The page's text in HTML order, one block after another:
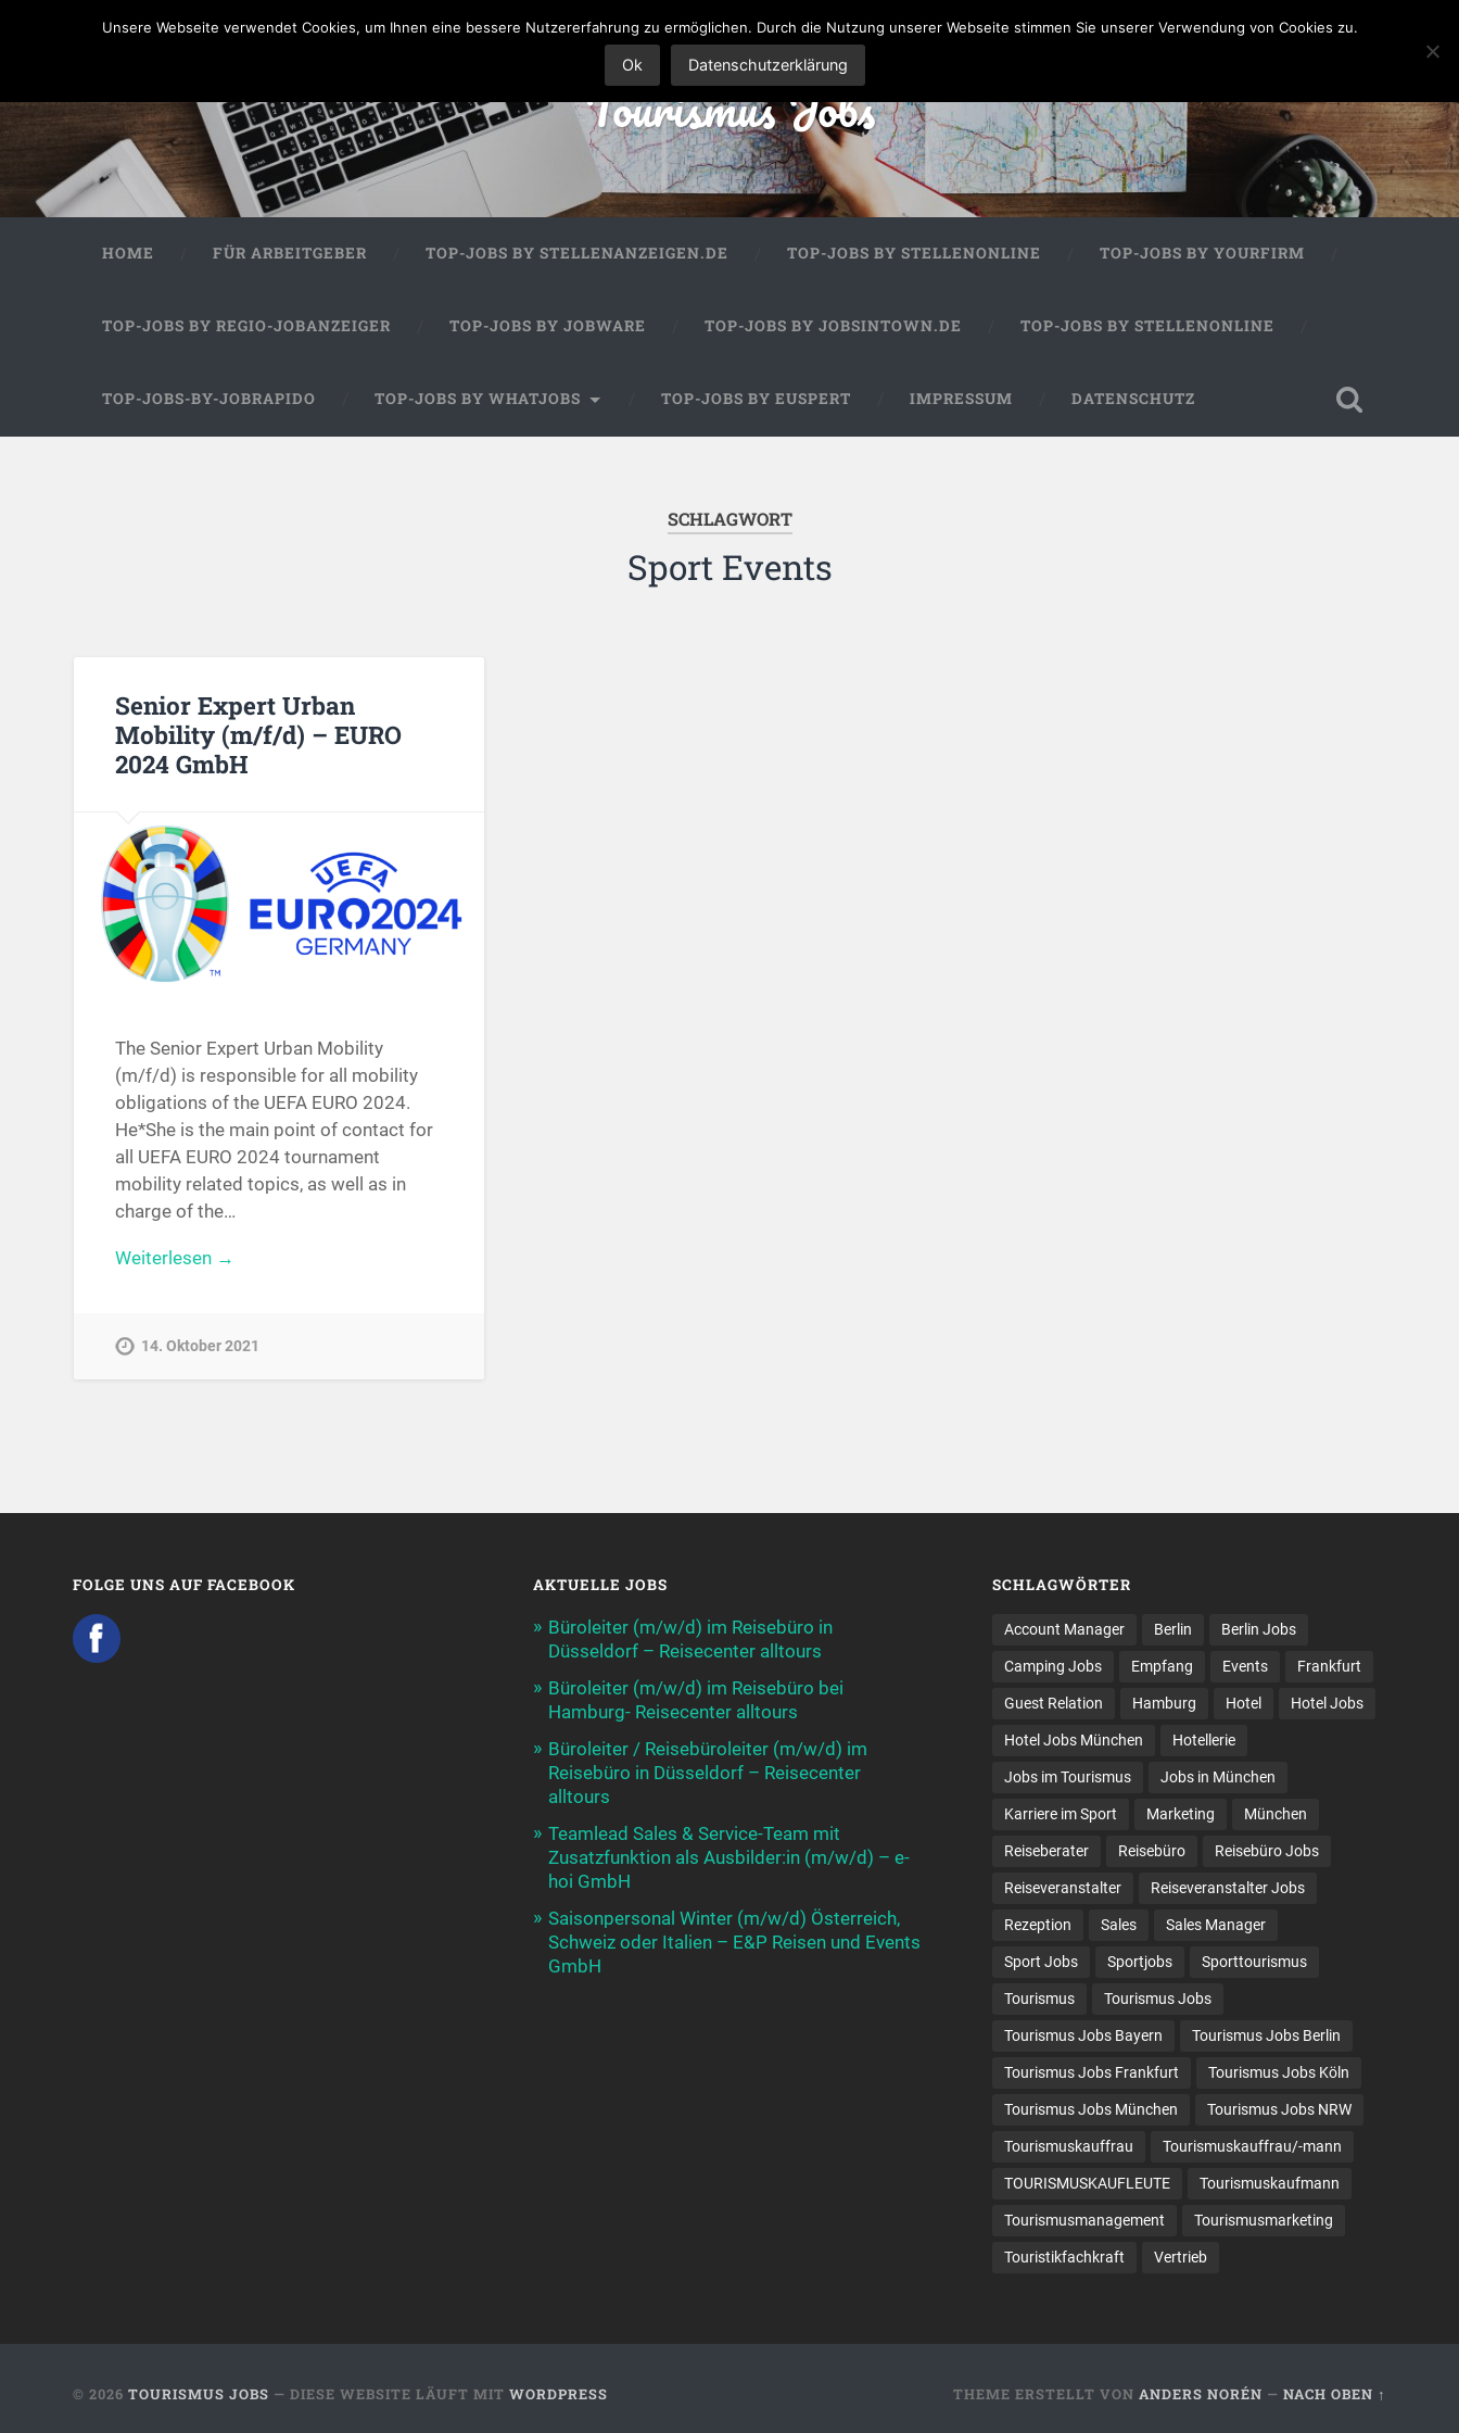
Tourismus Jobs
HOME FÜR ARBEITGEBER TOP-JOBS BY STELLENANZEIGEN.DE TOP-JOBS BY STELLENONLINE TOP-JOBS BY YOURFIRM
TOP-JOBS BY REGIO-JOBANZEIGER TOP-JOBS BY JOBWARE TOP-JOBS BY JOBSINTOWN.DE TOP-JOBS BY STELLENONLINE
TOP-JOBS-BY-JOBRAPIDO TOP-JOBS BY WHATJOBS TOP-JOBS BY EUSPERT IMPRESSUM DATENSCHUTZ
SCHLAGWORT
Sport Events
Senior Expert Urban
Mobility (m/f/d) – EURO
2024 GmbH
The Senior Expert Urban Mobility
(m/f/d) is responsible for all mobility
obligations of the UEFA EURO 2024.
He*She is the main point of contact for
all UEFA EURO 2024 tournament
mobility related topics, as well as in
charge of the…
Weiterlesen →
14. Oktober 2021
FOLGE UNS AUF FACEBOOK AKTUELLE JOBS
Büroleiter (m/w/d) im Reisebüro in
Düsseldorf – Reisecenter alltours
Büroleiter (m/w/d) im Reisebüro bei
Hamburg- Reisecenter alltours
Büroleiter / Reisebüroleiter (m/w/d) im
Reisebüro in Düsseldorf – Reisecenter
alltours
Teamlead Sales & Service-Team mit
Zusatzfunktion als Ausbilder:in (m/w/d) – e-
hoi GmbH
Saisonpersonal Winter (m/w/d) Österreich,
Schweiz oder Italien – E&P Reisen und Events
GmbH
SCHLAGWÖRTER
Account Manager Berlin Berlin Jobs
Camping Jobs Empfang Events Frankfurt
Guest Relation Hamburg Hotel Hotel Jobs
Hotel Jobs München Hotellerie
Jobs im Tourismus Jobs in München
Karriere im Sport Marketing München
Reiseberater Reisebüro Reisebüro Jobs
Reiseveranstalter Reiseveranstalter Jobs
Rezeption Sales Sales Manager
Sport Jobs Sportjobs Sporttourismus
Tourismus Tourismus Jobs
Tourismus Jobs Bayern Tourismus Jobs Berlin
Tourismus Jobs Frankfurt Tourismus Jobs Köln
Tourismus Jobs München Tourismus Jobs NRW
Tourismuskauffrau Tourismuskauffrau/-mann
TOURISMUSKAUFLEUTE Tourismuskaufmann
Tourismusmanagement Tourismusmarketing
Touristikfachkraft Vertrieb
© 2026TOURISMUS JOBS — DIESE WEBSITE LÄUFT MITWORDPRESS THEME ERSTELLT VON ANDERS NORÉN — NACH OBEN ↑
Unsere Webseite verwendet Cookies, um Ihnen eine bessere Nutzererfahrung zu ermöglichen. Durch die Nutzung unserer Webseite stimmen Sie unserer Verwendung von Cookies zu.
Ok Datenschutzerklärung